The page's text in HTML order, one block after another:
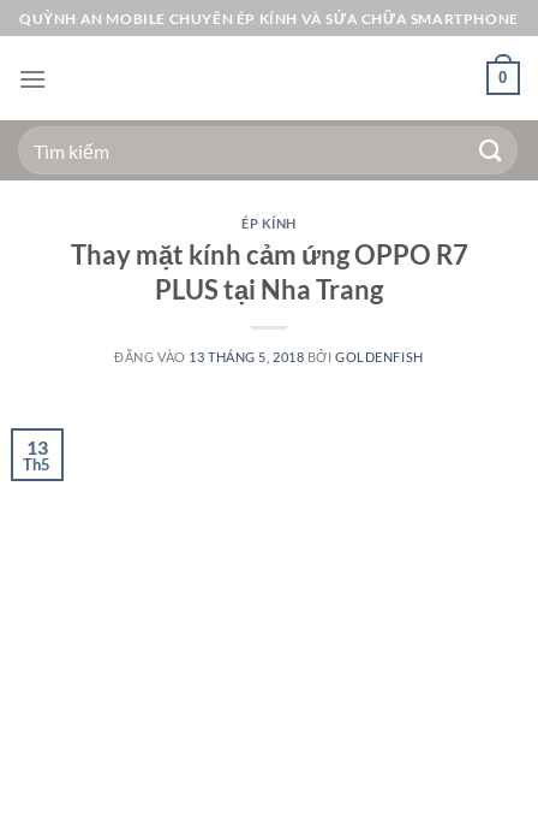
Bỏ
qua
nội
QUỲNH AN MOBILE CHUYÊN ÉP KÍNH VÀ SỬA CHỮA SMARTPHONE
0
Tìm
kiếm:
ÉP KÍNH
Thay mặt kính cảm ứng OPPO R7
PLUS tại Nha Trang
ĐĂNG VÀO 13 THÁNG 5, 2018 BỞIGOLDENFISH
13
Th5